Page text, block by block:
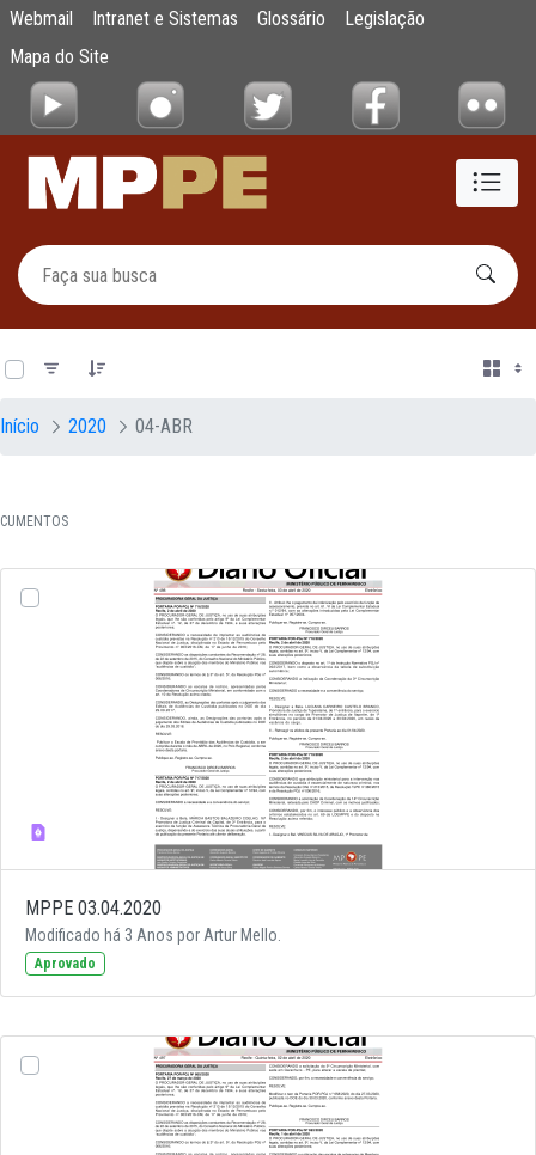
Pular para o Conteúdo principal
Documentos
Webmail Intranet e Sistemas Glossário
Legislação
Mapa do Site
Início 2020 04-ABR
MPPE 03.04.2020
Modificado há 3 Anos por Artur Mello.
Aprovado